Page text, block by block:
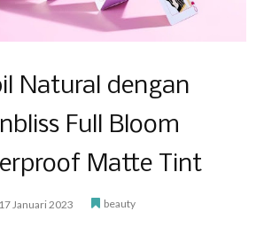
Natural dengan
Full Bloom
Matte Tint
17 Januari 2023 beauty